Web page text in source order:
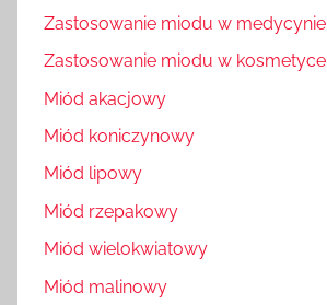
Zastosowanie miodu w medycynie
Zastosowanie miodu w kosmetyce
Miód akacjowy
Miód koniczynowy
Miód lipowy
Miód rzepakowy
Miód wielokwiatowy
Miód malinowy